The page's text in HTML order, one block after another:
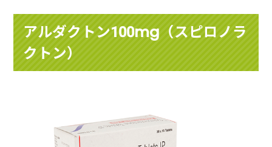
アルダクトン100mg（スピロノラ
クトン）